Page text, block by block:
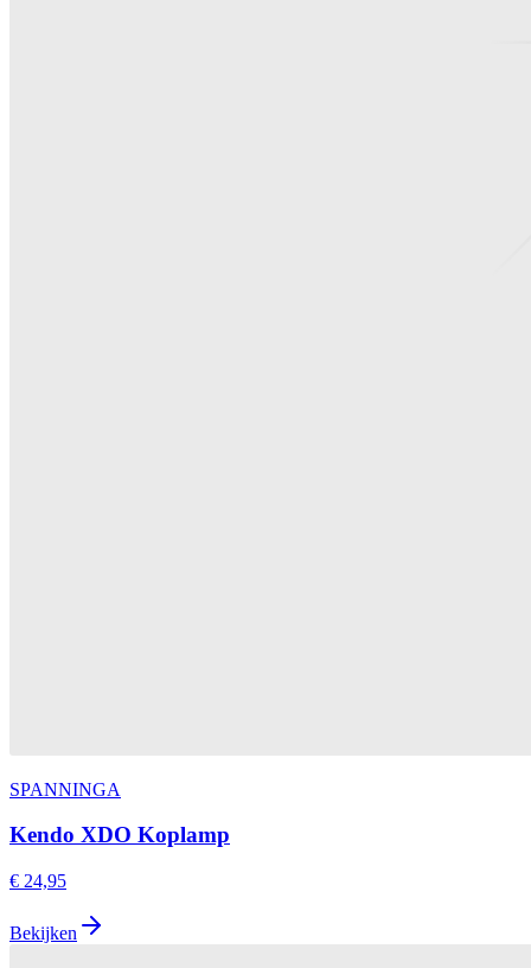
SPANNINGA
Kendo XDO Koplamp
€ 24,95
Bekijken